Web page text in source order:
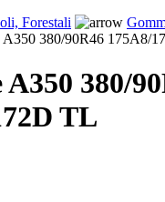
Forestali
A350 380/90R46 175A8/
380/
TL